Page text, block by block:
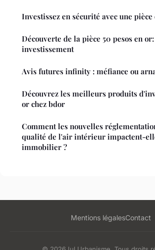
Investissez en sécurité avec une pièce
Découverte de la pièce 50 pesos en
investissement
Avis futures infinity : méfiance ou
Découvrez les meilleurs produits
or chez bdor
Comment les nouvelles
qualité de l'air intérieur impactent-
immobilier ?
Mentions légalesContact